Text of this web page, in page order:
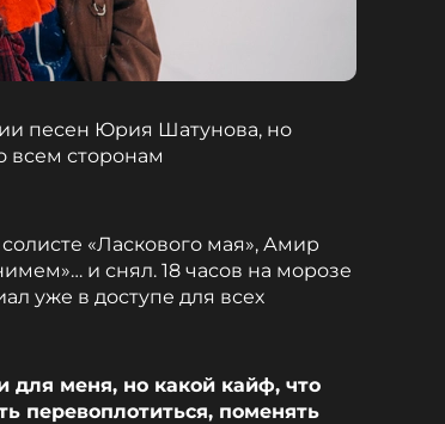
песен Юрия Шатунова, но
всем сторонам
«Ласкового мая», Амир
и снял. 18 часов на морозе
уже в доступе для всех
для меня, но какой кайф, что
перевоплотиться, поменять